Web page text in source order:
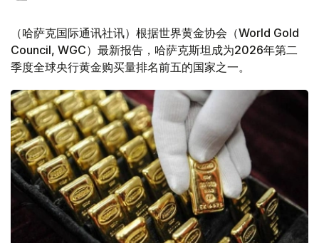
（哈萨克国际通讯社讯）根据世界黄金协会（World Gold
Council, WGC）最新报告，哈萨克斯坦成为2026年第二
季度全球央行黄金购买量排名前五的国家之一。